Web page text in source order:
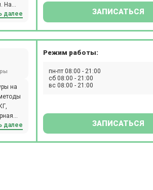
На
далее ЗАПИСАТЬСЯ
на
под
далее
Режим работы:
пн-пт 08:00 - 21:00
сб 08:00 - 21:00
вс 08:00 - 21:00
ЗАПИСАТЬСЯ